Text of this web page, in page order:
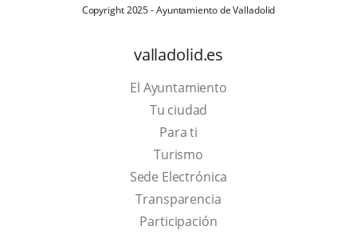
Copyright 2025 - Ayuntamiento de Valladolid
valladolid.es
El Ayuntamiento
Tu ciudad
Para ti
TurismoThis
link
will
open
Sede Electrónica
Transparencia
Participación